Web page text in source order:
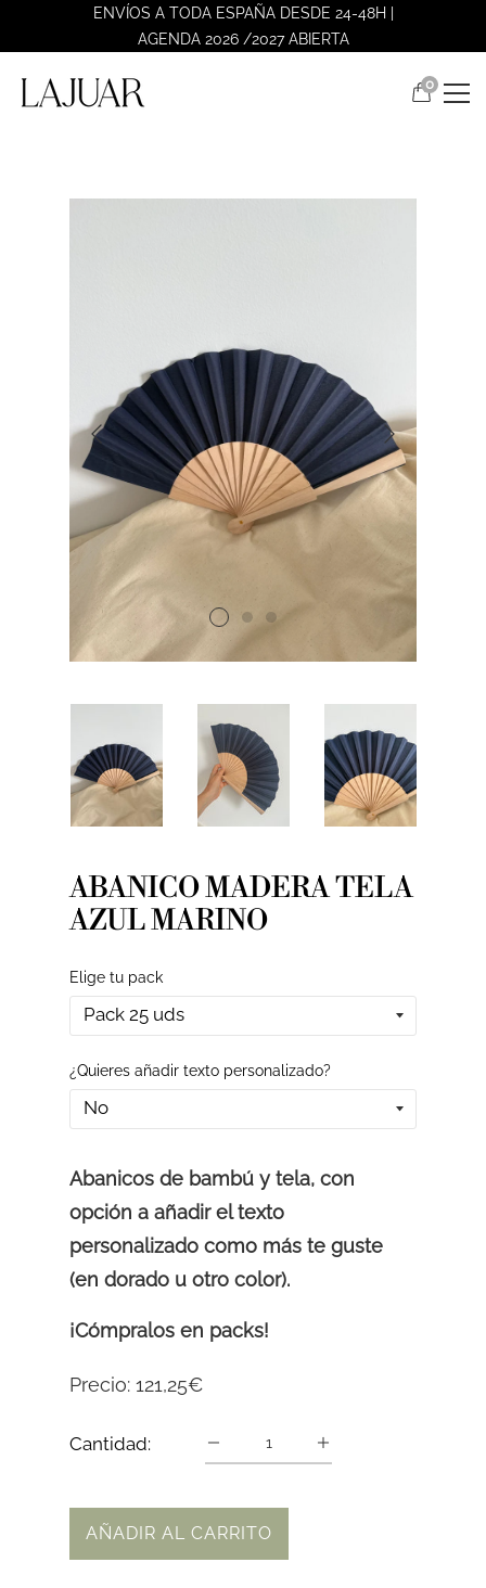
ENVÍOS A TODA ESPAÑA DESDE 24-48H |
AGENDA 2026 /2027 ABIERTA
0
ABANICO MADERA TELA
AZUL MARINO
Elige tu pack
¿Quieres añadir texto personalizado?
Abanicos de bambú y tela, con
opción a añadir el texto
personalizado como más te guste
(en dorado u otro color).
¡Cómpralos en packs!
Precio: 121,25€
Cantidad:
AÑADIR AL CARRITO